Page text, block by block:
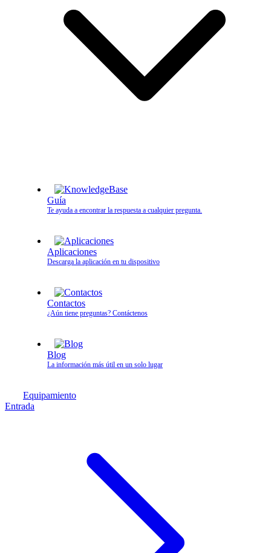
Guía
Te ayuda a encontrar la respuesta a cualquier pregunta.
Aplicaciones
Descarga la aplicación en tu dispositivo
Contactos
¿Aún tiene preguntas? Contáctenos
Blog
La información más útil en un solo lugar
Equipamiento
Entrada